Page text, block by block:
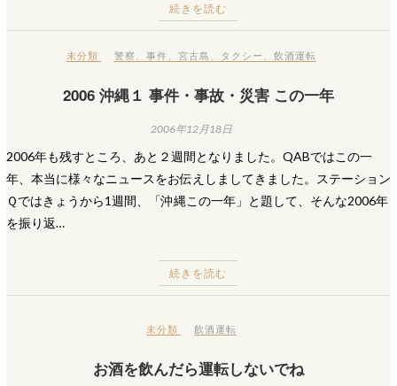
続きを読む
未分類 警察 、事件 、宮古島 タクシー 、飲酒運転
2006 沖縄１ 事件・事故・災害 この一年
2006年12月18日
2006年も残すところ、あと２週間となりました。QABではこの一
年、本当に様々なニュースをお伝えしましてきました。ステーション
Ｑではきょうから1週間、「沖縄この一年」と題して、そんな2006年
を振り返…
続きを読む
未分類 飲酒運転
お酒を飲んだら運転しないでね